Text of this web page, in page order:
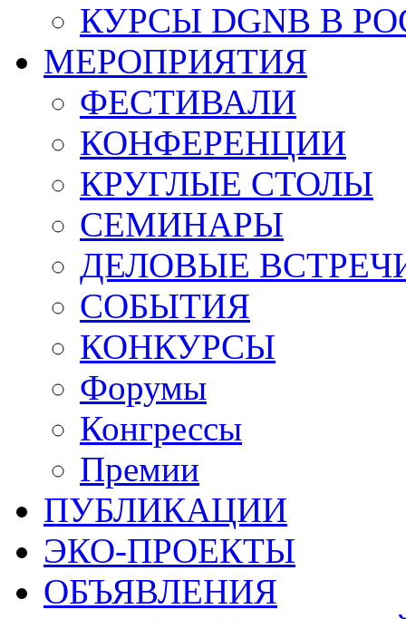
КУРСЫ DGNB В
МЕРОПРИЯТИЯ
ФЕСТИВАЛИ
КОНФЕРЕНЦИИ
КРУГЛЫЕ СТОЛЫ
СЕМИНАРЫ
ДЕЛОВЫЕ
СОБЫТИЯ
КОНКУРСЫ
Форумы
Конгрессы
Премии
ПУБЛИКАЦИИ
ЭКО-ПРОЕКТЫ
ОБЪЯВЛЕНИЯ